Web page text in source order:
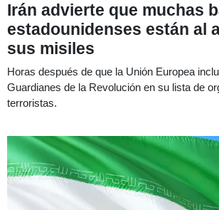
Irán advierte que muchas
estadounidenses están al
sus misiles
Horas después de que la Unión Europea
Guardianes de la Revolución en su lista de
terroristas.